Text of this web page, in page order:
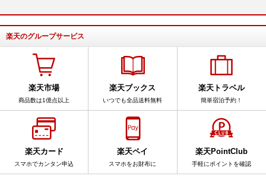
楽天のグループサービス
楽天市場
商品数は1億点以上
楽天ブックス
いつでも全品送料無料
楽天トラベル
簡単宿泊予約！
楽天カード
スマホでカンタン申込
楽天ペイ
スマホをお財布に
楽天PointClub
手軽にポイントを確認